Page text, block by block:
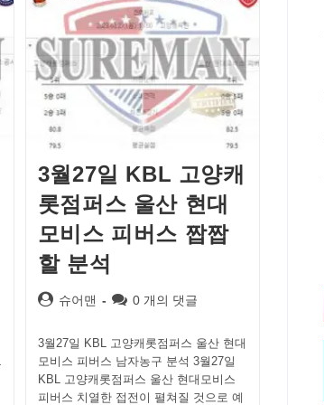
3월27일 KBL 고양캐
롯점퍼스 울산 현대
모비스 피버스 짭짭
할 분석
Post슈어맨
Post0 개의 댓글
3월27일 KBL 고양캐롯점퍼스 울산 현대
모비스 피버스 남자농구 분석 3월27일
KBL 고양캐롯점퍼스 울산 현대모비스
피버스 치열한 접전이 펼쳐질 것으로 예